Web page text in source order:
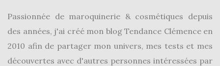
Passionnée de maroquinerie & cosmétiques depuis
des années, j'ai créé mon blog Tendance Clémence en
2010 afin de partager mon univers, mes tests et mes
découvertes avec d'autres personnes intéressées par